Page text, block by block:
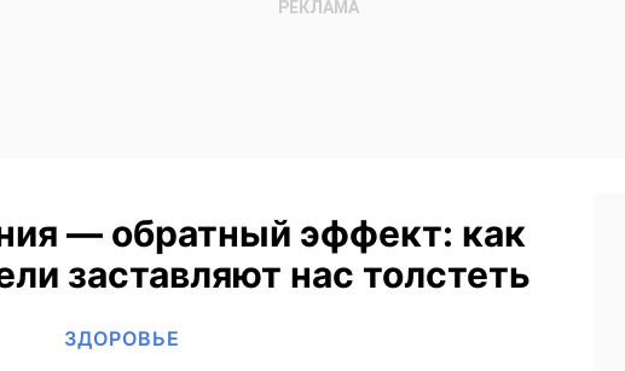
— обратный эффект: как
заставляют нас толстеть
ЗДОРОВЬЕ